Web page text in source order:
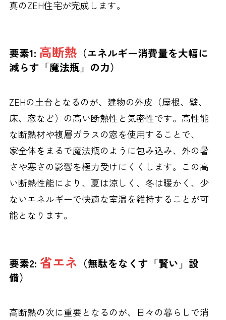
真のZEH住宅が完成します。
要素1: 高断熱 （エネルギー消費量を大幅に
減らす「魔法瓶」の力）
ZEHの土台となるのが、建物の外皮（屋根、壁、
床、窓など）の高い断熱性と気密性です。高性能
な断熱材や複層ガラスの窓を使用することで、
家全体をまるで魔法瓶のように包み込み、外の暑
さや寒さの影響を極力受けにくくします。この高
い断熱性能により、夏は涼しく、冬は暖かく、少
ないエネルギーで快適な室温を維持することが可
能となります。
要素2: 省エネ （無駄をなくす「賢い」設
備）
高断熱の次に重要となるのが、日々の暮らしで消